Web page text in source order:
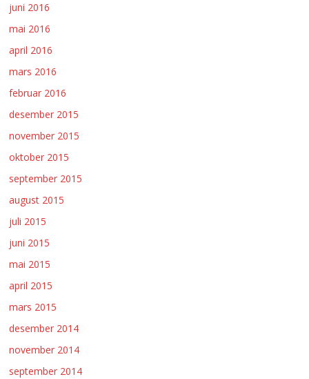
juni 2016
mai 2016
april 2016
mars 2016
februar 2016
desember 2015
november 2015
oktober 2015
september 2015
august 2015
juli 2015
juni 2015
mai 2015
april 2015
mars 2015
desember 2014
november 2014
september 2014